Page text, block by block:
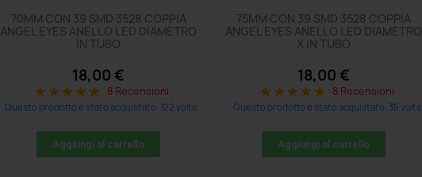
70MM CON 39 SMD 3528 COPPIA
ANGEL EYES ANELLO LED DIAMETRO
IN TUBO
18,00 €
star star star star star 8 Recensioni
Questo prodotto è stato acquistato: 122 volte
Aggiungi al carrello
75MM CON 39 SMD 3528 COPPIA
ANGEL EYES ANELLO LED DIAMETRO
X IN TUBO
18,00 €
star star star star star 8 Recensioni
Questo prodotto è stato acquistato: 35 volte
Aggiungi al carrello